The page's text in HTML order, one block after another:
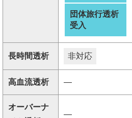
団体旅行透析
受入
長時間透析 非対応
高血流透析 ―
オーバーナ
―